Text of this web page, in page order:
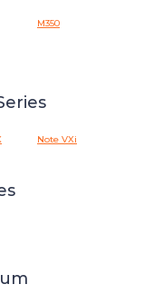
M350
Note VXi